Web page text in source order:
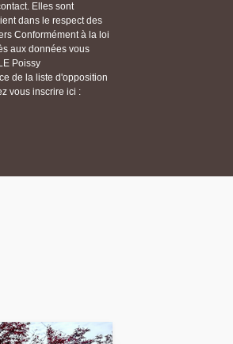
Elles sont
dans le respect des
Conformément à la loi
aux données vous
Poissy
de la liste d'opposition
vous inscrire ici :